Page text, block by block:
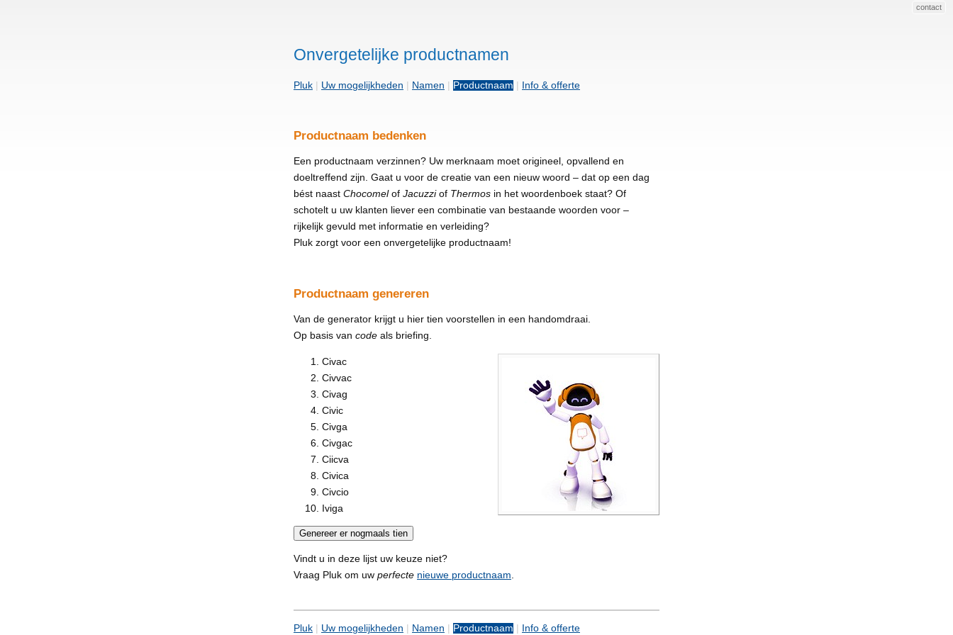
Onvergetelijke productnamen
Pluk | Uw mogelijkheden | Namen | Productnaam | Info & offerte
Productnaam bedenken
Een productnaam verzinnen? Uw merknaam moet origineel, opvallend en
doeltreffend zijn. Gaat u voor de creatie van een nieuw woord – dat op een dag
bést naast Chocomelof Jacuzziof Thermos in het woordenboek staat? Of
schotelt u uw klanten liever een combinatie van bestaande woorden voor –
rijkelijk gevuld met informatie en verleiding?
Pluk zorgt voor een onvergetelijke productnaam!
Productnaam genereren
Van de generator krijgt u hier tien voorstellen in een handomdraai.
Op basis van code als briefing.
Civac
Civvac
Civag
Civic
Civga
Civgac
Ciicva
Civica
Civcio
Iviga
Vindt u in deze lijst uw keuze niet?
Vraag Pluk om uw perfecte nieuwe productnaam.
Pluk Uw mogelijkheden Namen Productnaam Info & offerte
contact